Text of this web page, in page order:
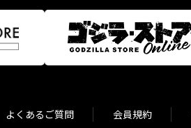
よくあるご質問 会員規約